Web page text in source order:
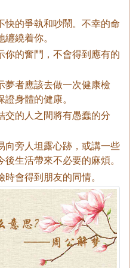
快的爭執和吵鬧。不幸的命
繞着你。
你的奮鬥，不會得到應有的
夢者應該去做一次健康檢
身體的健康。
交的人之間將有愚蠢的分
向旁人坦露心跡，或講一些
生活帶來不必要的麻煩。
會得到朋友的同情。